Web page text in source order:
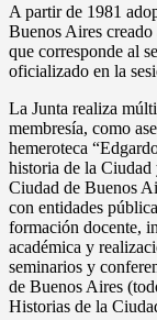
A partir de 1981
Buenos Aires
que corresponde al
oficializado en la
La Junta realiza
membresía, como
hemeroteca
historia de la Ciudad
Ciudad de Buenos
con entidades
formación docente,
académica y
seminarios y
de Buenos Aires
Historias de la